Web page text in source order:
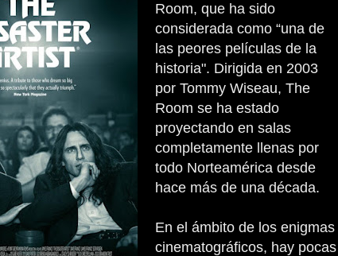
Room, que ha sido
considerada como “una de
las peores películas de la
historia". Dirigida en 2003
por Tommy Wiseau, The
Room se ha estado
proyectando en salas
completamente llenas por
todo Norteamérica desde
hace más de una década.
En el ámbito de los enigmas
cinematográficos, hay pocas